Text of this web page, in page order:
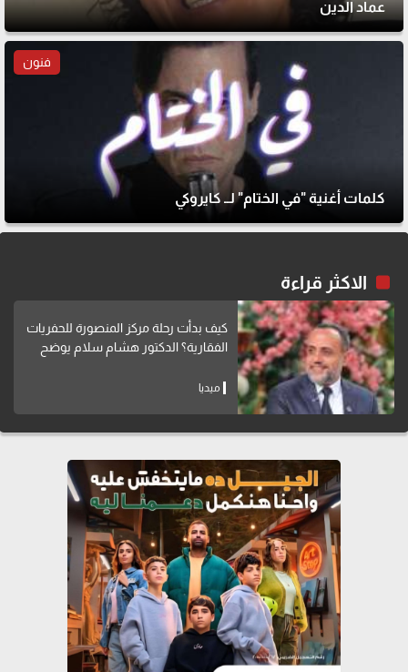
عماد الدين
فنون
كلمات أغنية "في الختام" لــ كايروكي
الاكثر قراءة
كيف بدأت رحلة مركز المنصورة للحفريات
الفقارية؟ الدكتور هشام سلام يوضح
ميديا